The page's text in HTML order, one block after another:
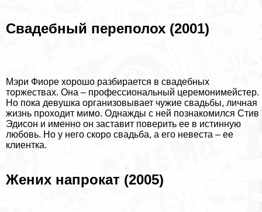
Свадебный переполох (2001)
Мэри Фиоре хорошо разбирается в свадебных
торжествах. Она – профессиональный церемонимейстер.
Но пока дeвyшка организовывает чужие свадьбы, личная
жизнь проходит мимо. Однажды с ней познакомился Стив
Эдисон и именно он заставит поверить ее в истинную
любовь. Но у него скоро свадьба, а его невеста – ее
клиентка.
Жених напрокат (2005)